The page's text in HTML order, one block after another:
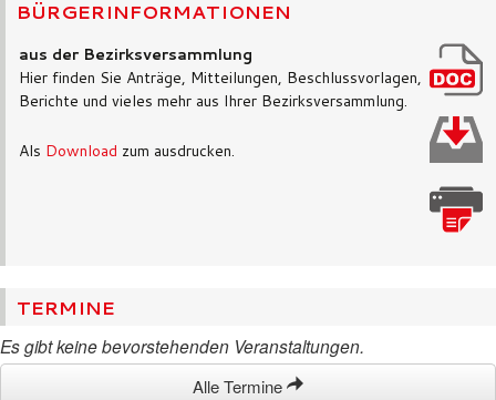
BÜRGERINFORMATIONEN
aus der Bezirksversammlung
Hier finden Sie Anträge, Mitteilungen, Beschlussvorlagen,
Berichte und vieles mehr aus Ihrer Bezirksversammlung.
Als Download zum ausdrucken.
TERMINE
Es gibt keine bevorstehenden Veranstaltungen.
Alle Termine